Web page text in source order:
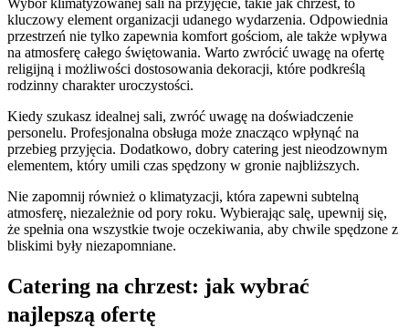
Wybór klimatyzowanej sali na przyjęcie, takie jak chrzest, to
kluczowy element organizacji udanego wydarzenia. Odpowiednia
przestrzeń nie tylko zapewnia komfort gościom, ale także wpływa
na atmosferę całego świętowania. Warto zwrócić uwagę na ofertę
religijną i możliwości dostosowania dekoracji, które podkreślą
rodzinny charakter uroczystości.
Kiedy szukasz idealnej sali, zwróć uwagę na doświadczenie
personelu. Profesjonalna obsługa może znacząco wpłynąć na
przebieg przyjęcia. Dodatkowo, dobry catering jest nieodzownym
elementem, który umili czas spędzony w gronie najbliższych.
Nie zapomnij również o klimatyzacji, która zapewni subtelną
atmosferę, niezależnie od pory roku. Wybierając salę, upewnij się,
że spełnia ona wszystkie twoje oczekiwania, aby chwile spędzone z
bliskimi były niezapomniane.
Catering na chrzest: jak wybrać
najlepszą ofertę